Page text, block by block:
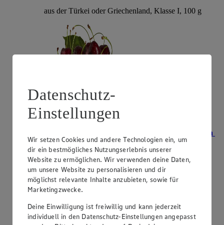
aus der Türkei oder Griechenland, Klasse I, 100 g
Unsere Heimat Bio Bioland-Zwetschgen
2.99
Festpreis von 2.99€
aus Süddeutschland, Klasse II, 500 g, (1 kg = 5,98)
Datenschutz-
Einstellungen
Wir setzen Cookies und andere Technologien ein, um
dir ein bestmögliches Nutzungserlebnis unserer
Website zu ermöglichen. Wir verwenden deine Daten,
um unsere Website zu personalisieren und dir
möglichst relevante Inhalte anzubieten, sowie für
Marketingzwecke.
Deine Einwilligung ist freiwillig und kann jederzeit
individuell in den Datenschutz-Einstellungen angepasst